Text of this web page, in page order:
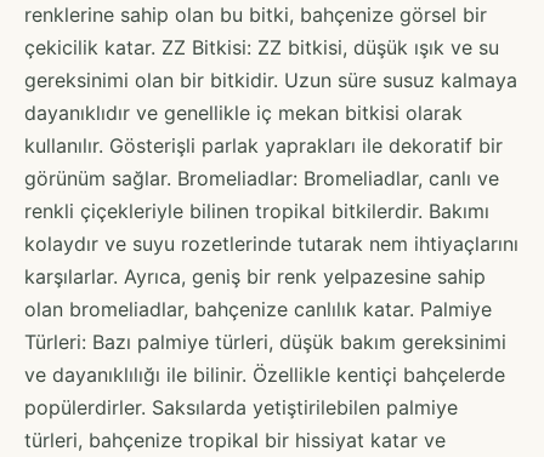
renklerine sahip olan bu bitki, bahçenize görsel bir
çekicilik katar. ZZ Bitkisi: ZZ bitkisi, düşük ışık ve su
gereksinimi olan bir bitkidir. Uzun süre susuz kalmaya
dayanıklıdır ve genellikle iç mekan bitkisi olarak
kullanılır. Gösterişli parlak yaprakları ile dekoratif bir
görünüm sağlar. Bromeliadlar: Bromeliadlar, canlı ve
renkli çiçekleriyle bilinen tropikal bitkilerdir. Bakımı
kolaydır ve suyu rozetlerinde tutarak nem ihtiyaçlarını
karşılarlar. Ayrıca, geniş bir renk yelpazesine sahip
olan bromeliadlar, bahçenize canlılık katar. Palmiye
Türleri: Bazı palmiye türleri, düşük bakım gereksinimi
ve dayanıklılığı ile bilinir. Özellikle kentiçi bahçelerde
popülerdirler. Saksılarda yetiştirilebilen palmiye
türleri, bahçenize tropikal bir hissiyat katar ve